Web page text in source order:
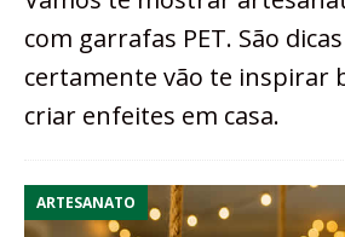
com garrafas PET. São
certamente vão te inspirar
criar enfeites em casa.
ARTESANATO